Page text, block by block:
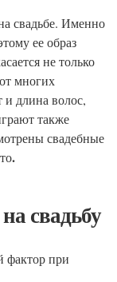
свадьбе. Именно
ее образ
не только
многих
и длина волос,
также
свадебные
.
свадьбу
фактор при